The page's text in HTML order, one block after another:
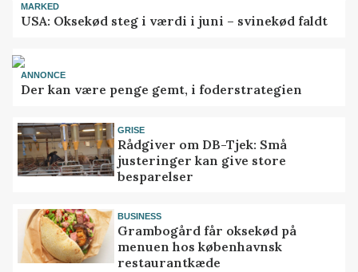
MARKED
USA: Oksekød steg i værdi i juni – svinekød faldt
ANNONCE
Der kan være penge gemt, i foderstrategien
GRISE
Rådgiver om DB-Tjek: Små
justeringer kan give store
besparelser
BUSINESS
Grambogård får oksekød på
menuen hos københavnsk
restaurantkæde